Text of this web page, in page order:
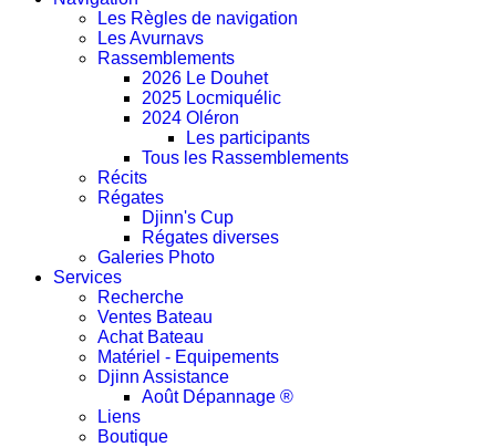
Les Règles de navigation
Les Avurnavs
Rassemblements
2026 Le Douhet
2025 Locmiquélic
2024 Oléron
Les participants
Tous les Rassemblements
Récits
Régates
Djinn's Cup
Régates diverses
Galeries Photo
Services
Recherche
Ventes Bateau
Achat Bateau
Matériel - Equipements
Djinn Assistance
Août Dépannage ®
Liens
Boutique